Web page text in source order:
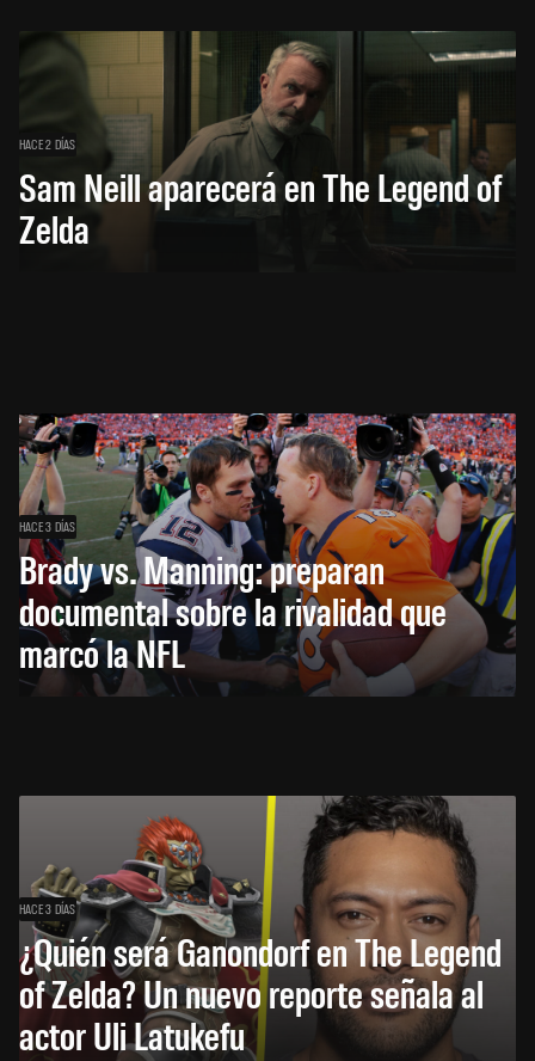
HACE 2 DÍAS
Sam Neill aparecerá en The Legend of
Zelda
HACE 3 DÍAS
Brady vs. Manning: preparan
documental sobre la rivalidad que
marcó la NFL
HACE 3 DÍAS
¿Quién será Ganondorf en The Legend
of Zelda? Un nuevo reporte señala al
actor Uli Latukefu